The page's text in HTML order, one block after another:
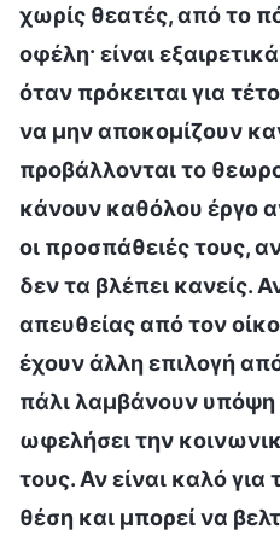
χωρίς θεατές, από το
οφέλη· είναι
όταν πρόκειται για
να μην αποκομίζουν
προβάλλονται το
κάνουν καθόλου έργο
οι προσπάθειές τους,
δεν τα βλέπει κανείς.
απευθείας από τον
έχουν άλλη επιλογή
πάλι λαμβάνουν υπόψη
ωφελήσει την
τους. Αν είναι καλό
θέση και μπορεί να